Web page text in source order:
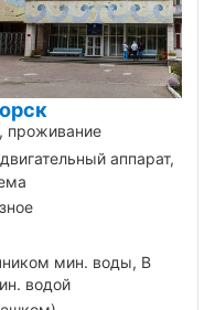
проживание
аппарат,
мин. воды, В
водой